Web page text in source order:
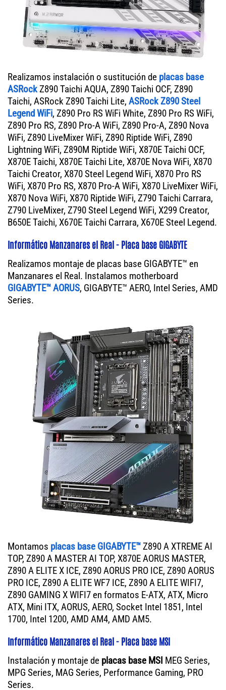
Realizamos instalación o sustitución de placas base
ASRockZ890 Taichi AQUA, Z890 Taichi OCF, Z890
Taichi, ASRock Z890 Taichi Lite, ASRock Z890 Steel
Legend WiFi, Z890 Pro RS WiFi White, Z890 Pro RS WiFi,
Z890 Pro RS, Z890 Pro-A WiFi, Z890 Pro-A, Z890 Nova
WiFi, Z890 LiveMixer WiFi, Z890 Riptide WiFi, Z890
Lightning WiFi, Z890M Riptide WiFi, X870E Taichi OCF,
X870E Taichi, X870E Taichi Lite, X870E Nova WiFi, X870
Taichi Creator, X870 Steel Legend WiFi, X870 Pro RS
WiFi, X870 Pro RS, X870 Pro-A WiFi, X870 LiveMixer WiFi,
X870 Nova WiFi, X870 Riptide WiFi, Z790 Taichi Carrara,
Z790 LiveMixer, Z790 Steel Legend WiFi, X299 Creator,
B650E Taichi, X670E Taichi Carrara, X670E Steel Legend.
Informático Manzanares el Real - Placa base GIGABYTE
Realizamos montaje de placas base GIGABYTE™ en
Manzanares el Real. Instalamos motherboard
GIGABYTE™ AORUS, GIGABYTE™ AERO, Intel Series, AMD
Series.
Montamos placas base GIGABYTE™Z890 A XTREME AI
TOP, Z890 A MASTER AI TOP, X870E AORUS MASTER,
Z890 A ELITE X ICE, Z890 AORUS PRO ICE, Z890 AORUS
PRO ICE, Z890 A ELITE WF7 ICE, Z890 A ELITE WIFI7,
Z890 GAMING X WIFI7 en formatos E-ATX, ATX, Micro
ATX, Mini ITX, AORUS, AERO, Socket Intel 1851, Intel
1700, Intel 1200, AMD AM4, AMD AM5.
Informático Manzanares el Real - Placa base MSI
Instalación y montaje de placas base MSI MEG Series,
MPG Series, MAG Series, Performance Gaming, PRO
Series.